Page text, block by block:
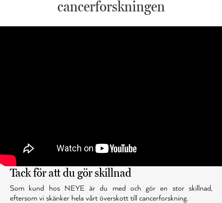
cancerforskningen
Tack för att du gör skillnad
Som kund hos NEYE är du med och gör en stor skillnad,
eftersom vi skänker hela vårt överskott till cancerforskning.